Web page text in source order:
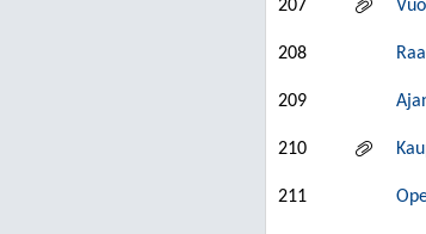
207
208
209
210
211